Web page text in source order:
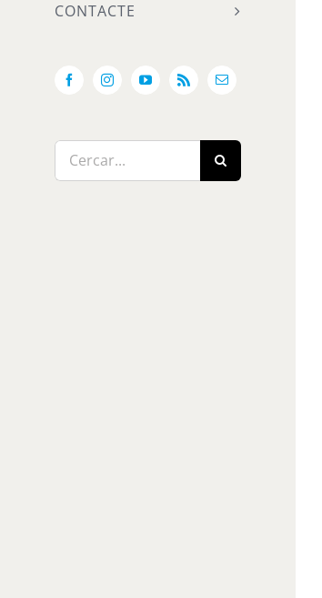
CONTACTE
FacebookInstagramYouTube
Rss Email:
Cerca
…